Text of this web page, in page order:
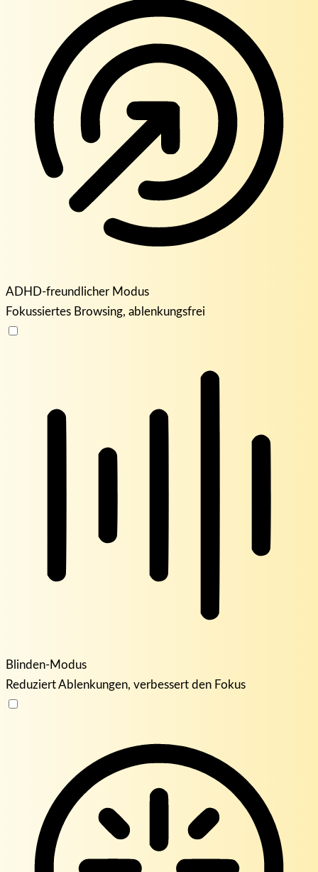
ADHD-freundlicher Modus
Fokussiertes Browsing, ablenkungsfrei
Blinden-Modus
Reduziert Ablenkungen, verbessert den Fokus